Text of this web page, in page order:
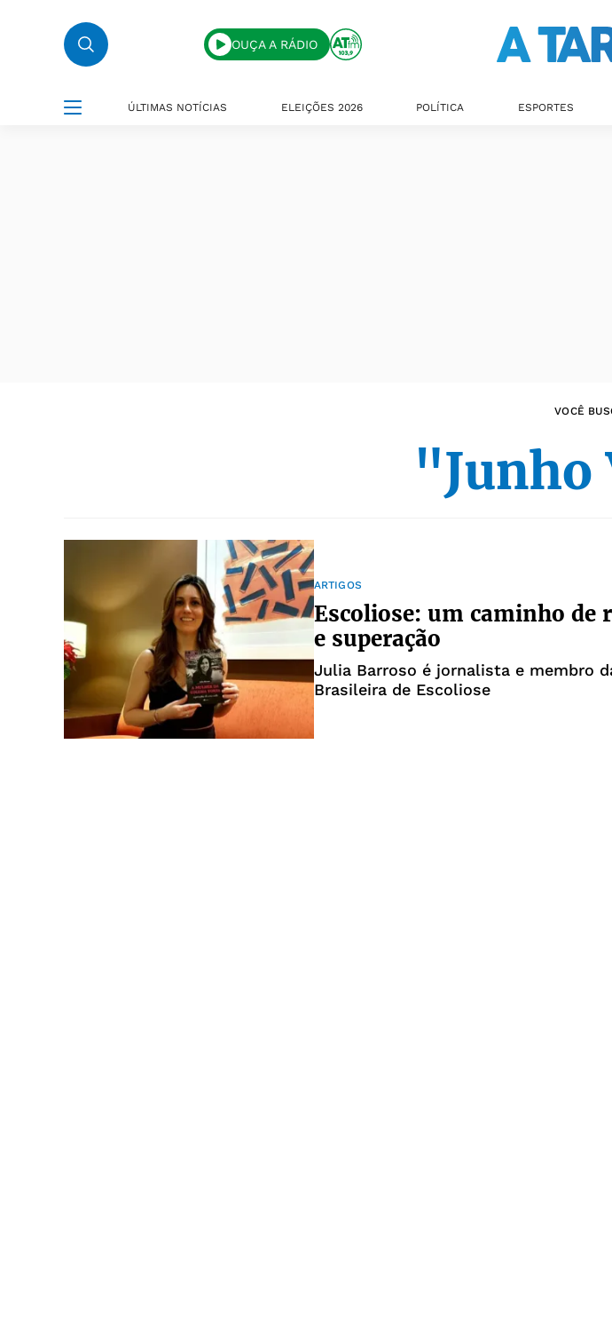
OUÇA A RÁDIO
ÚLTIMAS NOTÍCIAS ELEIÇÕES 2026 POLÍTICA ESPORTES
VOCÊ
"Junho
ARTIGOS
Escoliose: um caminho de
e superação
Julia Barroso é jornalista e membro
Brasileira de Escoliose